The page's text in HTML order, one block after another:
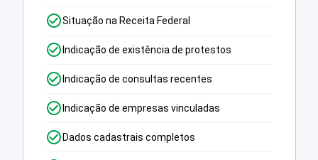
Situação na Receita Federal
Indicação de existência de protestos
Indicação de consultas recentes
Indicação de empresas vinculadas
Dados cadastrais completos